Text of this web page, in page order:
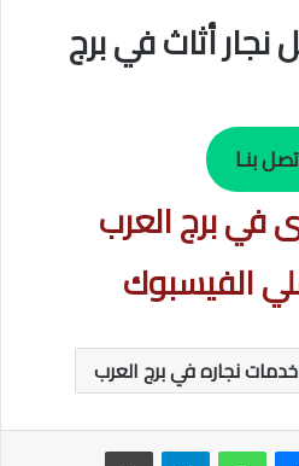
نجار أثاث في برج
بنـا
في برج العرب
الفيسبوك
خدمات نجاره في برج العرب
ماسنجر واتساب تيلقرام طباعة